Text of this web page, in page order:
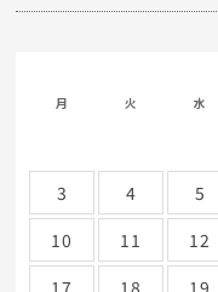
月 火 水
3
4 5
10
11 12